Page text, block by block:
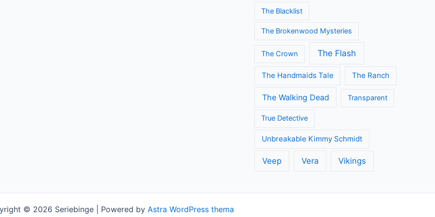
The Blacklist
The Brokenwood Mysteries
The Crown The Flash
The Handmaids Tale The Ranch
The Walking Dead Transparent
True Detective
Unbreakable Kimmy Schmidt
Veep Vera Vikings
© 2026 Seriebinge | Powered by Astra WordPress thema